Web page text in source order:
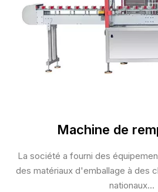
Machine de
La société a fourni des
des matériaux d'emballage à des
nationaux...